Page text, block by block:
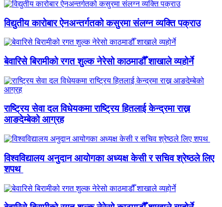
विद्युतीय कारोबार ऐनअन्तर्गतको कसुरमा संलग्न व्यक्ति पक्राउ
बेवारिसे बिरामीको रगत शुल्क नेरेसो काठमाडौँ शाखाले व्यहोर्ने
राष्ट्रिय सेवा दल विधेयकमा राष्ट्रिय हितलाई केन्द्रमा राख्न
आङदेम्बेको आग्रह
विश्वविद्यालय अनुदान आयोगका अध्यक्ष केसी र सचिव श्रेष्ठले लिए
शपथ